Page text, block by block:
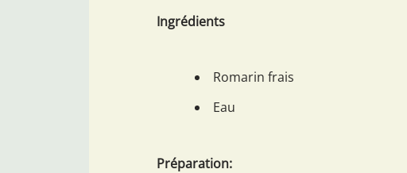
Ingrédients
Romarin frais
Eau
Préparation: